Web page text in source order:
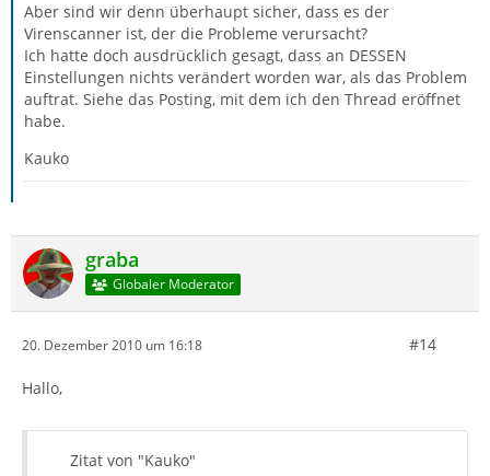
Aber sind wir denn überhaupt sicher, dass es der
Virenscanner ist, der die Probleme verursacht?
Ich hatte doch ausdrücklich gesagt, dass an DESSEN
Einstellungen nichts verändert worden war, als das Problem
auftrat. Siehe das Posting, mit dem ich den Thread eröffnet
habe.
Kauko
graba
Globaler Moderator
20. Dezember 2010 um 16:18 #14
Hallo,
Zitat von "Kauko"